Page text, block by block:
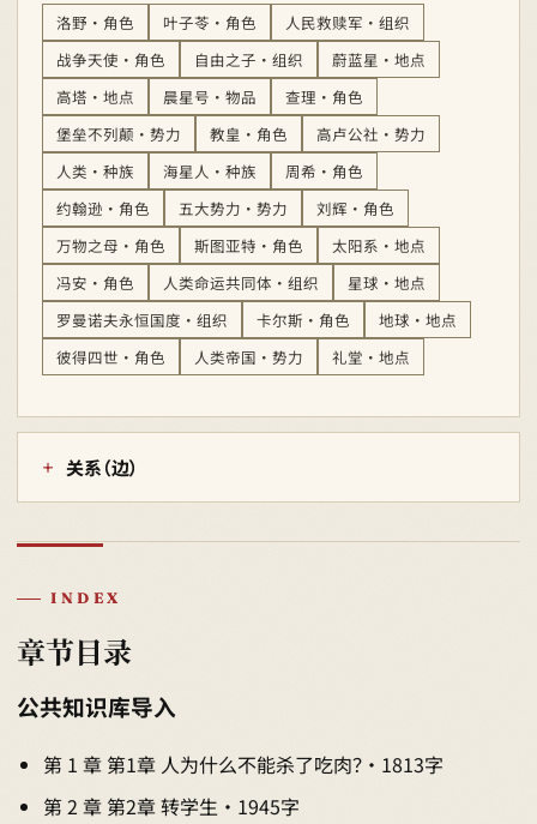
洛野 · 角色 叶子苓 · 角色
人民救赎军 · 组织
战争天使 · 角色
自由之子 · 组织
蔚蓝星 · 地点
高塔 · 地点
晨星号 · 物品
查理 · 角色
堡垒不列颠 · 势力
教皇 · 角色
高卢公社 · 势力
人类 · 种族
海星人 · 种族
周希 · 角色
约翰逊 · 角色
五大势力 · 势力
刘辉 · 角色
万物之母 · 角色
斯图亚特 · 角色
太阳系 · 地点
冯安 · 角色
人类命运共同体 · 组织
星球 · 地点
罗曼诺夫永恒国度 · 组织
卡尔斯 · 角色
地球 · 地点
彼得四世 · 角色
人类帝国 · 势力 礼堂 · 地点
关系（边）
INDEX
章节目录
公共知识库导入
第 1 章 第1章 人为什么不能杀了吃肉？ · 1813字
第 2 章 第2章 转学生 · 1945字